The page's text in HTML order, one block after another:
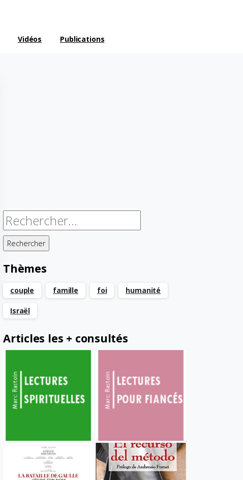
Vidéos Publications
Rechercher :
Thèmes
couple famille foi humanité
Israël
Articles les + consultés